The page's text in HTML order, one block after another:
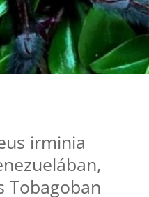
irminia
Tobagoban